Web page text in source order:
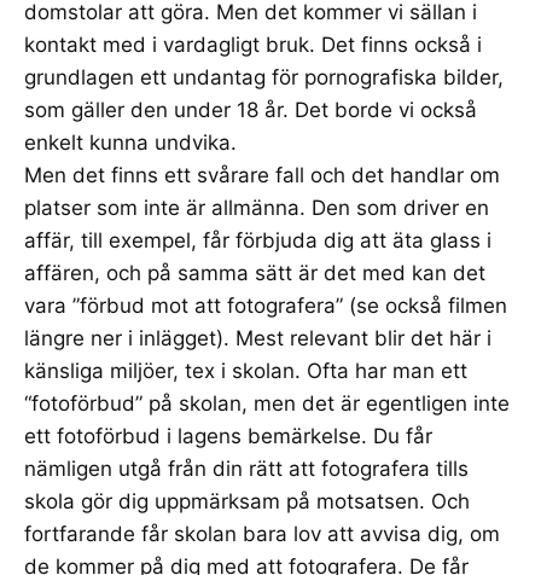
domstolar att göra. Men det kommer vi sällan i
kontakt med i vardagligt bruk. Det finns också i
grundlagen ett undantag för pornografiska bilder,
som gäller den under 18 år. Det borde vi också
enkelt kunna undvika.
Men det finns ett svårare fall och det handlar om
platser som inte är allmänna. Den som driver en
affär, till exempel, får förbjuda dig att äta glass i
affären, och på samma sätt är det med kan det
vara ”förbud mot att fotografera” (se också filmen
längre ner i inlägget). Mest relevant blir det här i
känsliga miljöer, tex i skolan. Ofta har man ett
“fotoförbud” på skolan, men det är egentligen inte
ett fotoförbud i lagens bemärkelse. Du får
nämligen utgå från din rätt att fotografera tills
skola gör dig uppmärksam på motsatsen. Och
fortfarande får skolan bara lov att avvisa dig, om
de kommer på dig med att fotografera. De får